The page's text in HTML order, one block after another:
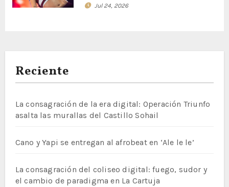
Jul 24, 2026
Reciente
La consagración de la era digital: Operación Triunfo
asalta las murallas del Castillo Sohail
Cano y Yapi se entregan al afrobeat en ‘Ale le le’
La consagración del coliseo digital: fuego, sudor y
el cambio de paradigma en La Cartuja